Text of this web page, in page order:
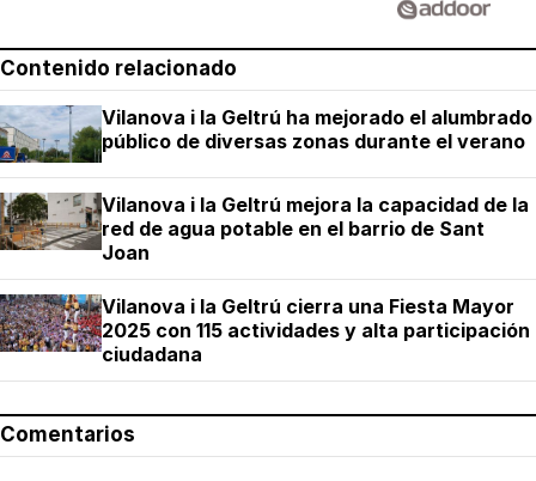
Contenido relacionado
Vilanova i la Geltrú ha mejorado el alumbrado
público de diversas zonas durante el verano
Vilanova i la Geltrú mejora la capacidad de la
red de agua potable en el barrio de Sant
Joan
Vilanova i la Geltrú cierra una Fiesta Mayor
2025 con 115 actividades y alta participación
ciudadana
Comentarios